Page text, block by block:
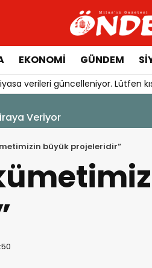
EKONOMİ GÜNDEM
verileri güncelleniyor. Lütfen
büyük projeleridir”